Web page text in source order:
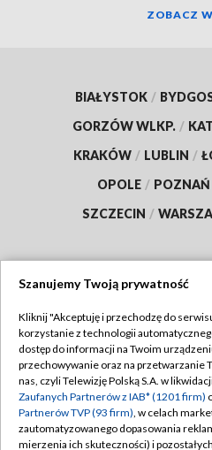
ZOBACZ
BIAŁYSTOK /
GORZÓW WLKP. /
KRAKÓW / LUBLIN /
OPOLE / POZNAŃ
SZCZECIN /
Abonament TVP
Emisja w TVP
Centrum informacji TVP
Polityka
Moje
Szanujemy Twoją prywatność
Kliknij "Akceptuję i przechodzę do
korzystanie z technologii
dostęp do informacji na Twoim
przechowywanie oraz na przetwarzanie
nas, czyli Telewizję Polską S.A. w
Zaufanych Partnerów z IAB* (1201 firm)
Partnerów TVP (93 firm), w celach
zautomatyzowanego dopasowania
mierzenia ich skuteczności) i